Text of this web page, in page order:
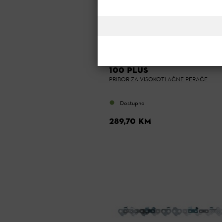
100 PLUS
PRIBOR ZA VISOKOTLAČNE PERAČE
Dostupno
289,70 KM